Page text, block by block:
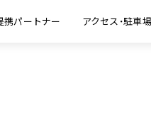
携パートナー アクセス・駐車場